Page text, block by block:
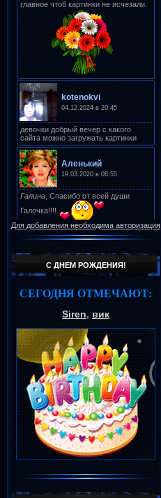
Для добавления необходима авторизация
С ДНЕМ РОЖДЕНИЯ!
СЕГОДНЯ ОТМЕЧАЮТ:
Siren, вик